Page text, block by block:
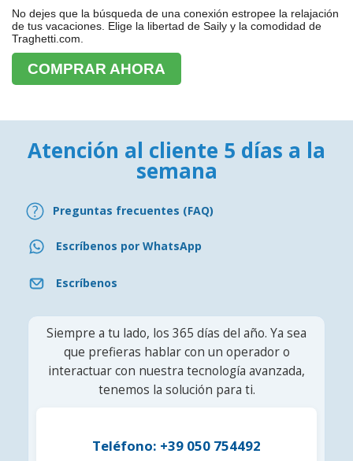
No dejes que la búsqueda de una conexión estropee la relajación
de tus vacaciones. Elige la libertad de Saily y la comodidad de
Traghetti.com.
COMPRAR AHORA
Atención al cliente 5 días a la
semana
Preguntas frecuentes (FAQ)
Escríbenos por WhatsApp
Escríbenos
Siempre a tu lado, los 365 días del año. Ya sea
que prefieras hablar con un operador o
interactuar con nuestra tecnología avanzada,
tenemos la solución para ti.
Teléfono: +39 050 754492